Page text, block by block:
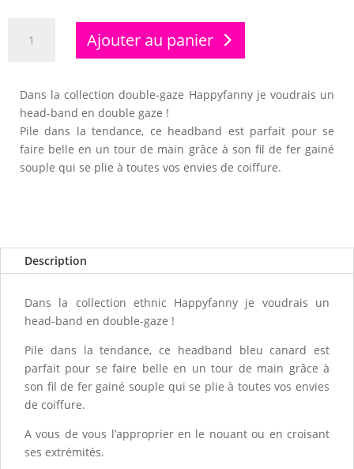
gainé
double
gaze
bleue
Ajouter au panier
Dans la collection double-gaze Happyfanny je voudrais un
head-band en double gaze !
Pile dans la tendance, ce headband est parfait pour se
faire belle en un tour de main grâce à son fil de fer gainé
souple qui se plie à toutes vos envies de coiffure.
Description
Dans la collection ethnic Happyfanny je voudrais un
head-band en double-gaze !
Pile dans la tendance, ce headband bleu canard est
parfait pour se faire belle en un tour de main grâce à
son fil de fer gainé souple qui se plie à toutes vos envies
de coiffure.
A vous de vous l’approprier en le nouant ou en croisant
ses extrémités.